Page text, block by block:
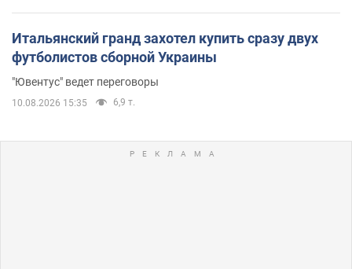
Итальянский гранд захотел купить сразу двух
футболистов сборной Украины
"Ювентус" ведет переговоры
10.08.2026 15:35 6,9 т.